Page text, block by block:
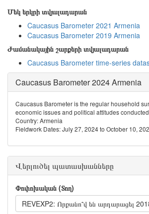
Մեկ երկրի տվյալադարան
Caucasus Barometer 2021 Armenia
Caucasus Barometer 2019 Armenia
Ժամանակային շարքերի տվյալադարան
Caucasus Barometer time-series
Caucasus Barometer 2024 Armenia
Caucasus Barometer is the regular household
economic issues and political attitudes
Country: Armenia
Fieldwork Dates: July 27, 2024 to October 10,
Վերլուծել պատասխանները
Փոփոխական (Տող)
REVEXP2: Որքանո՞վ են արդարացել